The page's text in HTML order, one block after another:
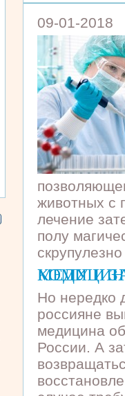
09-01-2018
животных с
лечение
полу
КОМУ И ЗАЧЕМ
Но нередко
россияне
медицина
России. А